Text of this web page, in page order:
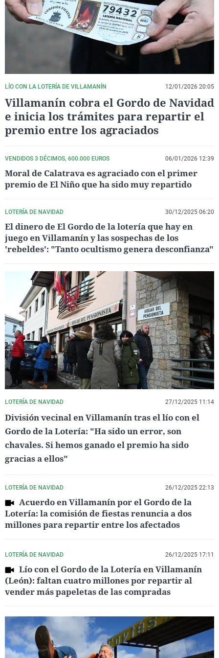
La rosa de los vientos
Gente viajera
Como el perro y el
Caso
Retornados
Equipo de
Operación Viuda
Extremadura
Galicia
La Rioja
País Vasco
Virales
Televisión
Elecciones
LÍO CON LA LOTERÍA DE VILLAMANÍN 12/01/2026 20:05
Villamanín cobra el Gordo de Navidad
e inicia los trámites para repartir el
premio entre los agraciados
VENDIDOS 3 DÉCIMOS, 600.000 EUROS 06/01/2026 12:39
Moral de Calatrava es agraciado con el primer
premio de El Niño que ha sido muy repartido
LOTERÍA DE NAVIDAD 30/12/2025 06:20
El dinero de El Gordo de la lotería que hay en
juego en Villamanín y las sospechas de los
'rebeldes': "Tanto ocultismo genera desconfianza"
LOTERÍA DE NAVIDAD 27/12/2025 11:14
División vecinal en Villamanín tras el lío con el
Gordo de la Lotería: "Ha sido un error, son
chavales. Si hemos ganado el premio ha sido
gracias a ellos"
LOTERÍA DE NAVIDAD 26/12/2025 22:13
Acuerdo en Villamanín por el Gordo de la
Lotería: la comisión de fiestas renuncia a dos
millones para repartir entre los afectados
LOTERÍA DE NAVIDAD 26/12/2025 17:11
Lío con el Gordo de la Lotería en Villamanín
(León): faltan cuatro millones por repartir al
vender más papeletas de las compradas